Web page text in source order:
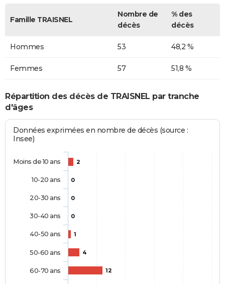
Famille TRAISNEL
Nombre de
décès
% des
décès
Hommes 53 48,2 %
Femmes 57 51,8 %
Répartition des décès de TRAISNEL par tranche
d'âges
Données exprimées en nombre de décès (source :
Insee)
2
0
0
0
1
4
12
Moins de 10 ans
10-20 ans
20-30 ans
30-40 ans
40-50 ans
50-60 ans
60-70 ans